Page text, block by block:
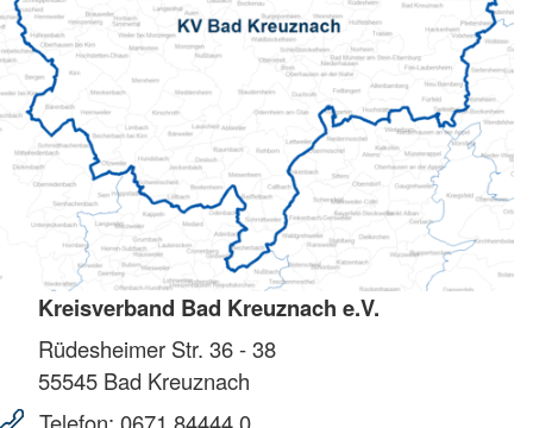
Kreisverband Bad Kreuznach e.V.
Rüdesheimer Str. 36 - 38
55545 Bad Kreuznach